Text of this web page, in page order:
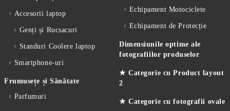
Accesorii laptop
Genți și Rucsacuri
Standuri Coolere laptop
Smartphone-uri
Frumusețe și Sănătate
Parfumuri
Echipament Motociclete
Echipament de Protecție
Dimensiunile optime ale
fotografiilor produselor
★ Categorie cu Product layout
2
★ Categorie cu fotografii ovale